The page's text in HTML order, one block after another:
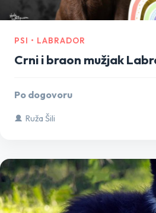
PSI • LABRADOR
Crni i braon mužjak
Po dogovoru
Ruža Šili